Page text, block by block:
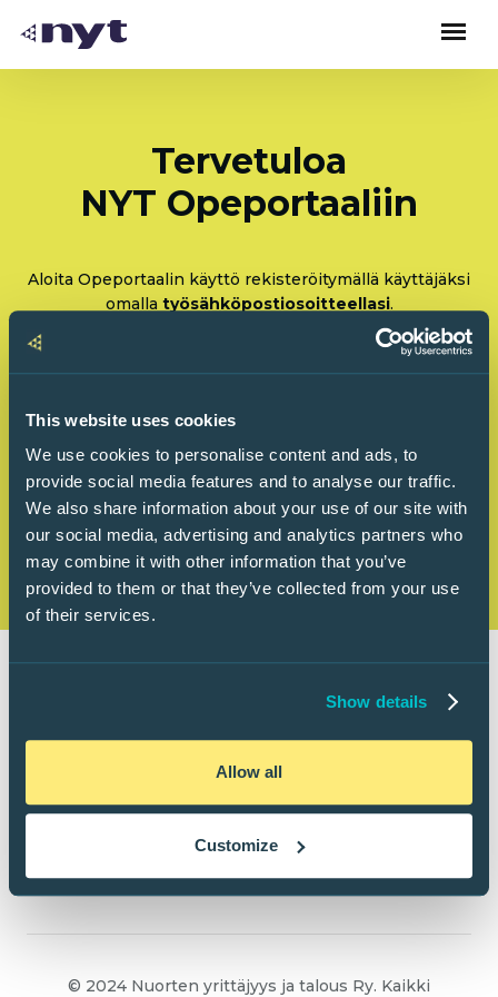
This website uses cookies
We use cookies to personalise content and ads, to
provide social media features and to analyse our traffic.
We also share information about your use of our site with
our social media, advertising and analytics partners who
may combine it with other information that you’ve
provided to them or that they’ve collected from your use
of their services.
Show details
Allow all
Customize
Tervetuloa
NYT Opeportaaliin
Aloita Opeportaalin käyttö rekisteröitymällä käyttäjäksi
omalla työsähköpostiosoitteellasi.
Rekisteröidy: Olen tulossa käyttämään Opeportaalia
ensimmäistä kertaa
Kirjaudu sisään: Olen käyttänyt Opeportaalia
ennenkin
© 2024 Nuorten yrittäjyys ja talous Ry. Kaikki